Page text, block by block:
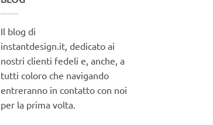
Il blog di
instantdesign.it, dedicato ai
nostri clienti fedeli e, anche, a
tutti coloro che navigando
entreranno in contatto con noi
per la prima volta.